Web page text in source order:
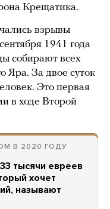
Крещатика.
взрывы
1941 года
собирают всех
Яра. За двое суток
Это первая
в ходе Второй
В 2020 ГОДУ
тысячи евреев
хочет
называют